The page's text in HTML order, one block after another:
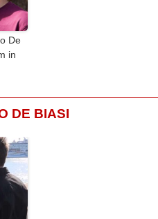
De
in
DE BIASI